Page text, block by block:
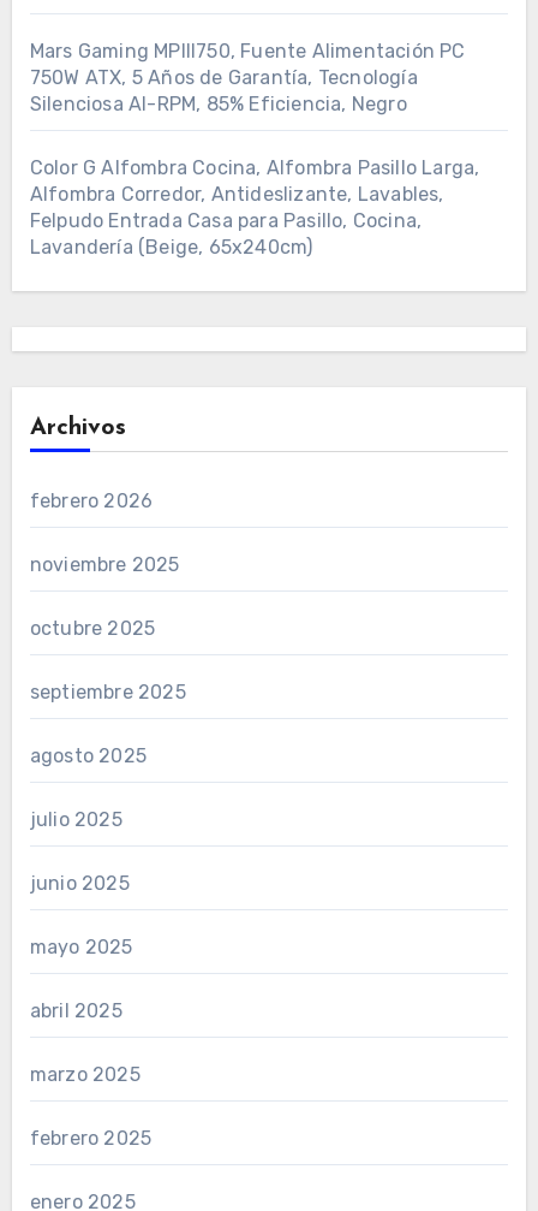
Mars Gaming MPIII750, Fuente Alimentación PC
750W ATX, 5 Años de Garantía, Tecnología
Silenciosa AI-RPM, 85% Eficiencia, Negro
Color G Alfombra Cocina, Alfombra Pasillo Larga,
Alfombra Corredor, Antideslizante, Lavables,
Felpudo Entrada Casa para Pasillo, Cocina,
Lavandería (Beige, 65x240cm)
Archivos
febrero 2026
noviembre 2025
octubre 2025
septiembre 2025
agosto 2025
julio 2025
junio 2025
mayo 2025
abril 2025
marzo 2025
febrero 2025
enero 2025